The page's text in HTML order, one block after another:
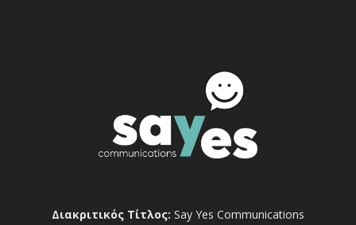
Διακριτικός Τίτλος: Say Yes Communications